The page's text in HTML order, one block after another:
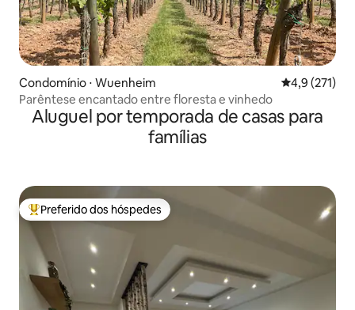
Condomínio ⋅ Wuenheim 4,9 de uma
4,9 (271)
Parêntese encantado entre floresta e vinhedo
Aluguel por temporada de casas para
famílias
Entre os melhores preferidos dos hóspedes
Preferido dos hóspedes